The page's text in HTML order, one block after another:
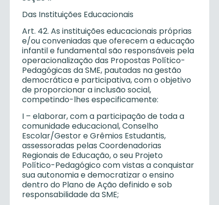
Das Instituições Educacionais
Art. 42. As instituições educacionais próprias
e/ou conveniadas que oferecem a educação
infantil e fundamental são responsáveis pela
operacionalização das Propostas Político-
Pedagógicas da SME, pautadas na gestão
democrática e participativa, com o objetivo
de proporcionar a inclusão social,
competindo-lhes especificamente:
I – elaborar, com a participação de toda a
comunidade educacional, Conselho
Escolar/Gestor e Grêmios Estudantis,
assessoradas pelas Coordenadorias
Regionais de Educação, o seu Projeto
Político-Pedagógico com vistas a conquistar
sua autonomia e democratizar o ensino
dentro do Plano de Ação definido e sob
responsabilidade da SME;